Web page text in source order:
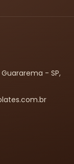
- SP,